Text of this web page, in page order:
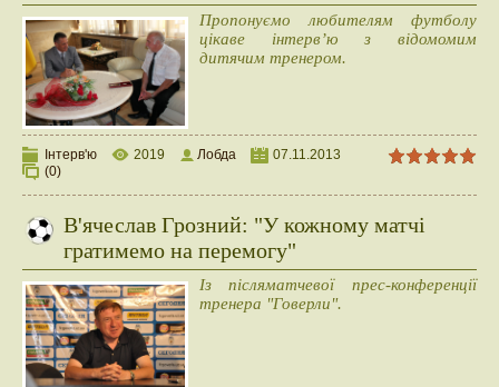
Пропонуємо любителям футболу
цікаве інтерв’ю з відомомим
дитячим тренером.
Інтерв'ю 2019 Лобда
07.11.2013
(0)
В'ячеслав Грозний: "У кожному матчі
гратимемо на перемогу"
Із післяматчевої прес-конференції
тренера "Говерли".